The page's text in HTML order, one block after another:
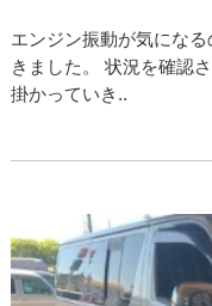
エンジン振動が気にな
きました。 状況を確認
掛かっていき..